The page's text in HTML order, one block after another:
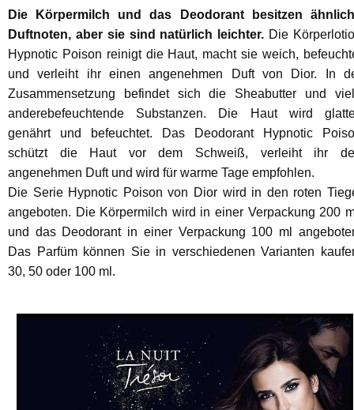
Die Körpermilch und das Deodorant besitzen
Duftnoten, aber sie sind natürlich leichter. Die
Hypnotic Poison reinigt die Haut, macht sie weich,
und verleiht ihr einen angenehmen Duft von Dior. In
Zusammensetzung befindet sich die Sheabutter und
anderebefeuchtende Substanzen. Die Haut wird
genährt und befeuchtet. Das Deodorant Hypnotic
schützt die Haut vor dem Schweiß, verleiht ihr
angenehmen Duft und wird für warme Tage empfohlen.
Die Serie Hypnotic Poison von Dior wird in den roten
angeboten. Die Körpermilch wird in einer Verpackung 200
und das Deodorant in einer Verpackung 100 ml
Das Parfüm können Sie in verschiedenen Varianten
30, 50 oder 100 ml.